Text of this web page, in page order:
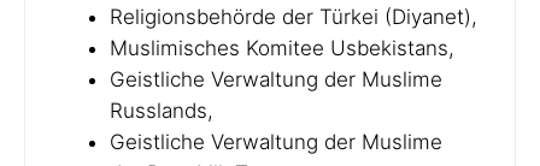
Religionsbehörde der Türkei (Diyanet),
Muslimisches Komitee Usbekistans,
Geistliche Verwaltung der Muslime
Russlands,
Geistliche Verwaltung der Muslime